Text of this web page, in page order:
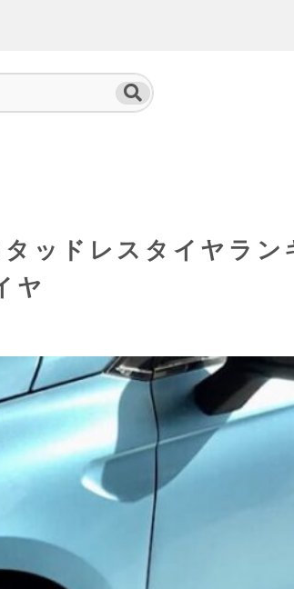
ッドレスタイヤラン
ヤ